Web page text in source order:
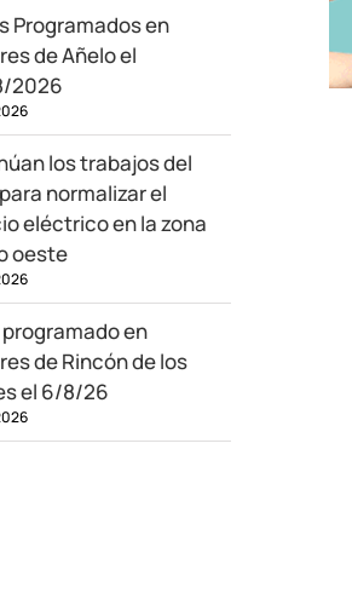
Programados en
de Añelo el
2026
los trabajos del
normalizar el
eléctrico en la zona
oeste
en
de Rincón de los
el 6/8/26